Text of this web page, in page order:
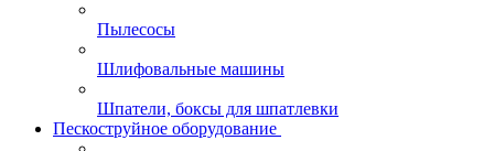
Пылесосы
Шлифовальные машины
Шпатели, боксы для шпатлевки
Пескоструйное оборудование